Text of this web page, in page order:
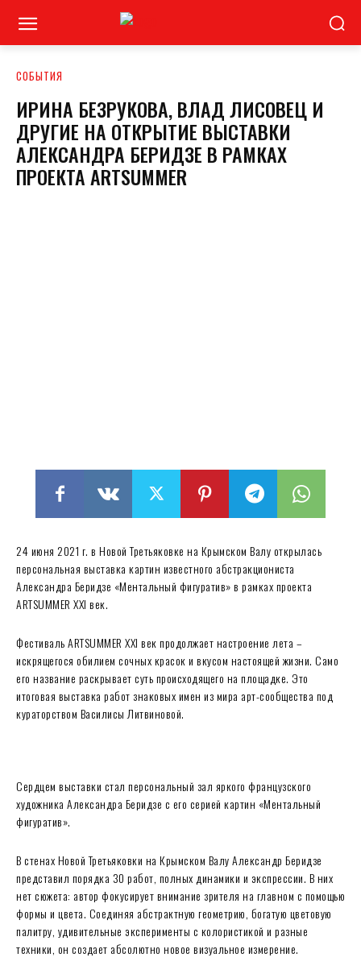
СОБЫТИЯ
ИРИНА БЕЗРУКОВА, ВЛАД ЛИСОВЕЦ И
ДРУГИЕ НА ОТКРЫТИЕ ВЫСТАВКИ
АЛЕКСАНДРА БЕРИДЗЕ В РАМКАХ
ПРОЕКТА ARTSUMMER
24 июня 2021 г. в Новой Третьяковке на Крымском Валу открылась
персональная выставка картин известного абстракциониста
Александра Беридзе «Ментальный фигуратив» в рамках проекта
ARTSUMMER XXI век.
Фестиваль ARTSUMMER XXI век продолжает настроение лета –
искрящегося обилием сочных красок и вкусом настоящей жизни. Само
его название раскрывает суть происходящего на площадке. Это
итоговая выставка работ знаковых имен из мира арт-сообщества под
кураторством Василисы Литвиновой.
Сердцем выставки стал персональный зал яркого французского
художника Александра Беридзе с его серией картин «Ментальный
фигуратив».
В стенах Новой Третьяковки на Крымском Валу Александр Беридзе
представил порядка 30 работ, полных динамики и экспрессии. В них
нет сюжета: автор фокусирует внимание зрителя на главном с помощью
формы и цвета. Соединяя абстрактную геометрию, богатую цветовую
палитру, удивительные эксперименты с колористикой и разные
техники, он создает абсолютно новое визуальное измерение.